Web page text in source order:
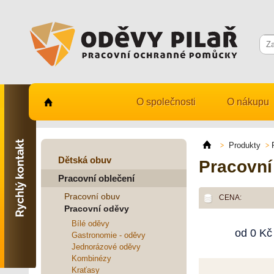
O společnosti O nákupu
Dětská obuv
Pracovní oblečení
Pracovní obuv
Pracovní oděvy
Bílé oděvy
Gastronomie - oděvy
Jednorázové oděvy
Kombinézy
Kraťasy
Produkty
CENA:
od 0 Kč
Kontaktujte nás
731 482 530
info@odevy-pilar.cz
Provozovna:
Hradec Králové
Provozovna:
Stavební 1140, 500 03
Hradec Králové